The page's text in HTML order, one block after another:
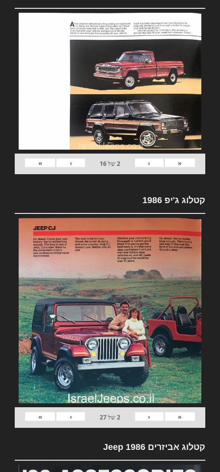
«
‹
2של16
›
»
קטלוג ג'יפ 1986
«
‹
2של27
›
»
קטלוג אביזרים Jeep 1986